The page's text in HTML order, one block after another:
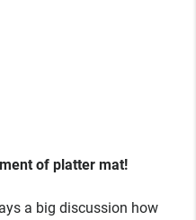
of platter mat!
a big discussion how